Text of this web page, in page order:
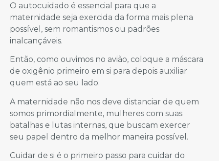
O autocuidado é essencial para que a
maternidade seja exercida da forma mais plena
possível, sem romantismos ou padrões
inalcançáveis.
Então, como ouvimos no avião, coloque a máscara
de oxigênio primeiro em si para depois auxiliar
quem está ao seu lado.
A maternidade não nos deve distanciar de quem
somos primordialmente, mulheres com suas
batalhas e lutas internas, que buscam exercer
seu papel dentro da melhor maneira possível.
Cuidar de si é o primeiro passo para cuidar do